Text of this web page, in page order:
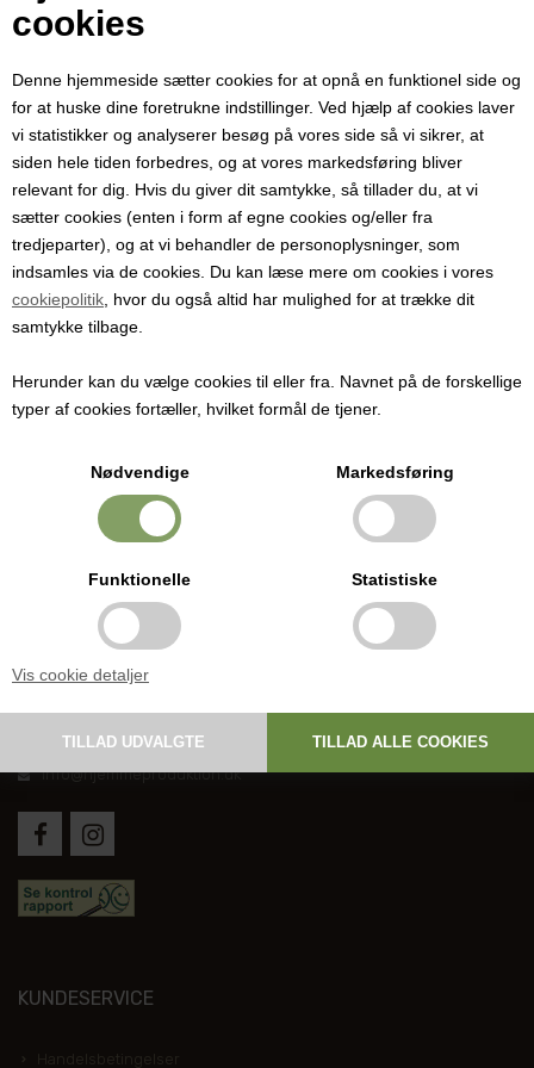
cookies
Denne hjemmeside sætter cookies for at opnå en funktionel side og
for at huske dine foretrukne indstillinger. Ved hjælp af cookies laver
vi statistikker og analyserer besøg på vores side så vi sikrer, at
siden hele tiden forbedres, og at vores markedsføring bliver
relevant for dig. Hvis du giver dit samtykke, så tillader du, at vi
sætter cookies (enten i form af egne cookies og/eller fra
tredjeparter), og at vi behandler de personoplysninger, som
indsamles via de cookies. Du kan læse mere om cookies i vores
cookiepolitik , hvor du også altid har mulighed for at trække dit
samtykke tilbage.
Herunder kan du vælge cookies til eller fra. Navnet på de forskellige
typer af cookies fortæller, hvilket formål de tjener.
Nødvendige Markedsføring
Funktionelle Statistiske
Vis cookie detaljer
Modtager e-mail
Besked
DANSK HJEMMEPRODUKTION
+45 6267 1447
info@hjemmeproduktion.dk
KUNDESERVICE
Handelsbetingelser